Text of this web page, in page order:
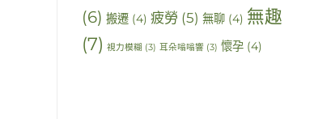
(6) 搬遷(4) 疲勞 (5) 無聊(4) 無趣
(7) 視力模糊 (3) 耳朵嗡嗡響 (3) 懷孕(4)